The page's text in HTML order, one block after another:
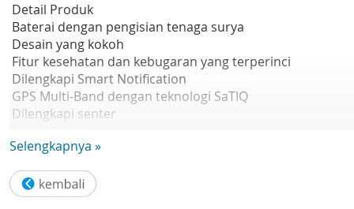
Detail Produk
Baterai dengan pengisian tenaga surya
Desain yang kokoh
Fitur kesehatan dan kebugaran yang terperinci
Dilengkapi Smart Notification
GPS Multi-Band dengan teknologi SaTIQ
Dilengkapi senter
Brand Garmin
Ukuran Layar Custom, two-window design; 1.1” x 1.1” (27
27 mm)
Selengkapnya »